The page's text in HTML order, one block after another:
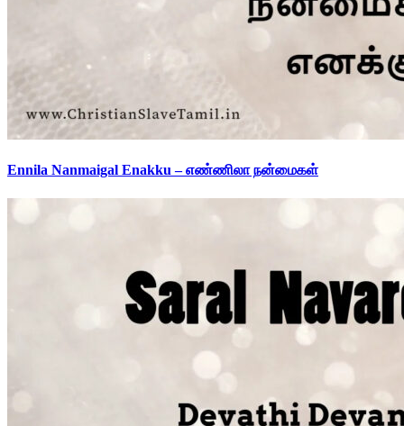
Ennila Nanmaigal Enakku – எண்ணிலா நன்மைகள்